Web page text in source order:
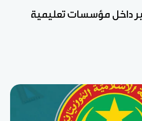
داخل مؤسسات تعليمية